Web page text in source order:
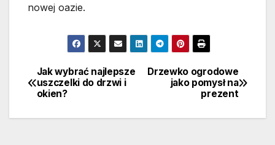
nowej oazie.
Nawigacja
wpisu
Drzewko ogrodowe
jako pomysł na
prezent
Jak wybrać najlepsze
uszczelki do drzwi i
okien?